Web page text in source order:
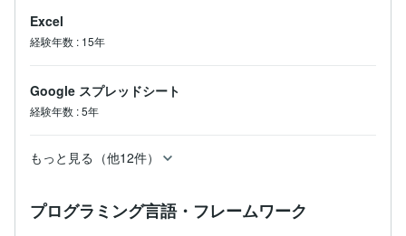
Excel
経験年数 : 15年
Google スプレッドシート
経験年数 :5年
もっと見る（他12件）
プログラミング言語・フレームワーク